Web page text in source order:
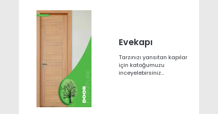
Evekapı
Tarzınızı yansıtan kapılar
için katoğumuzu
inceyelebirsiniz...